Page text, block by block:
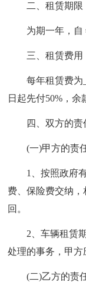
二、租赁期限
为期一年，自
三、租赁费用
每年租赁费为
日起先付50%，余
四、双方的责
(一)甲方的责
1、按照政府
费、保险费交纳
回。
2、车辆租赁
处理的事务，甲方
(二)乙方的责